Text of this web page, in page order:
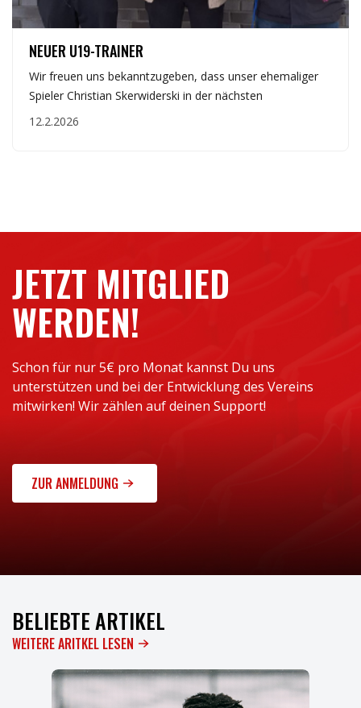
NEUER U19-TRAINER
Wir freuen uns bekanntzugeben, dass unser ehemaliger
Spieler Christian Skerwiderski in der nächsten
12.2.2026
JETZT MITGLIED
WERDEN!
Schon für nur 5€ pro Monat kannst Du uns
unterstützen und bei der Entwicklung des Vereins
mitwirken! Wir zählen auf deinen Support!
ZUR ANMELDUNG
BELIEBTE ARTIKEL
WEITERE ARITKEL LESEN